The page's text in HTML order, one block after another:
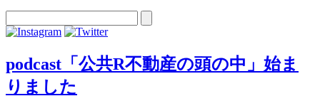
podcast「公共R不動産の頭の中」始ま
りました